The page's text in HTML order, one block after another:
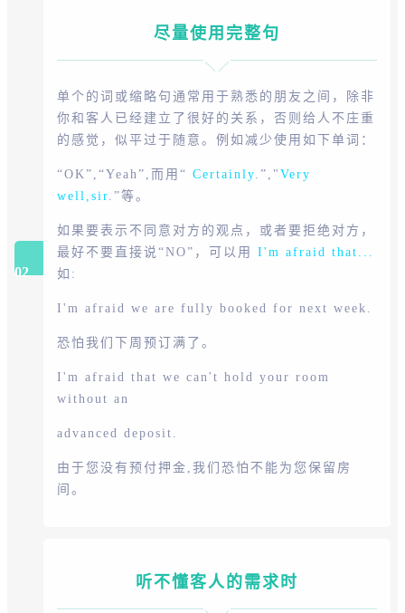
02
尽量使用完整句
单个的词或缩略句通常用于熟悉的朋友之间，除非
你和客人已经建立了很好的关系，否则给人不庄重
的感觉，似平过于随意。例如减少使用如下单词：
“OK”,“Yeah”,而用“ Certainly .”," Very
well,sir .”等。
如果要表示不同意对方的观点，或者要拒绝对方，
最好不要直接说“NO”，可以用
I'm afraid that...
如:
I'm afraid we are fully booked for next week.
恐怕我们下周预订满了。
I'm afraid that we can't hold your room
without an
advanced deposit.
由于您没有预付押金,我们恐怕不能为您保留房
间。
听不懂客人的需求时